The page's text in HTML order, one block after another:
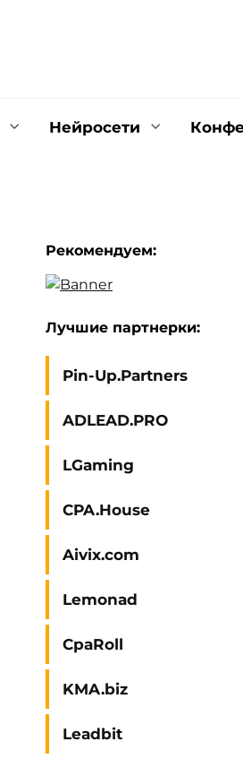
Нейросети
Рекомендуем:
Лучшие партнерки:
Pin-Up.Partners
ADLEAD.PRO
LGaming
CPA.House
Aivix.com
Lemonad
CpaRoll
KMA.biz
Leadbit